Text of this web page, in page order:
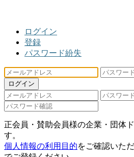
ログイン
登録
パスワード紛失
ログイン
正会員・賛助会員様の企業・団体
す。
個人情報の利用目的をご確認いた